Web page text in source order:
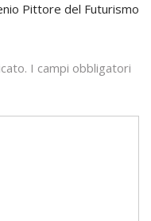
Pittore del Futurismo
I campi obbligatori